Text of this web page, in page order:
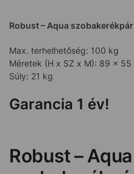
Robust – Aqua
Max. terhelhetőség: 100 kg
Méretek (H x SZ x M): 89 x 55
Súly: 21 kg
Garancia 1 év!
Robust – Aqua